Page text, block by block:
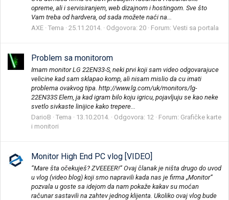
opreme, ali i servisiranjem, web dizajnom i hostingom. Sve što
Vam treba od hardvera, od sada možete naći na...
AXE Tema 25.11.2014. Odgovora: 20 Forum: Vesti sa portala
Problem sa monitorom
Imam monitor LG 22EN33-S, neki prvi koji sam video odgovarajuce
velicine kad sam sklapao komp, ali nisam mislio da cu imati
problema ovakvog tipa. http://www.lg.com/uk/monitors/lg-
22EN33S Elem, ja kad igram bilo koju igricu, pojavljuju se kao neke
svetlo sivkaste linijice kako trepere...
DarioB
Tema 13.10.2014. Odgovora: 12 Forum: Grafičke karte
i monitori
Monitor High End PC vlog [VIDEO]
“Mare šta očekuješ? ZVEEEER!“ Ovaj članak je ništa drugo do uvod
u vlog (video blog) koji smo napravili kada nas je firma „Monitor“
pozvala u goste sa idejom da nam pokaže kakav su moćan
računar sastavili na zahtev jednog klijenta. Ukoliko ovaj vlog bude